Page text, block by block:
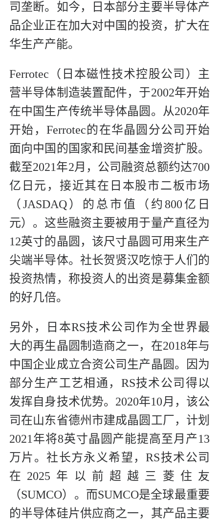
司垄断。如今，日本部分主要半导体产
品企业正在加大对中国的投资，扩大在
华生产产能。
Ferrotec（日本磁性技术控股公司）主
营半导体制造装置配件，于2002年开始
在中国生产传统半导体晶圆。从2020年
开始，Ferrotec的在华晶圆分公司开始
面向中国的国家和民间基金增资扩股。
截至2021年2月，公司融资总额约达700
亿日元，接近其在日本股市二板市场
（JASDAQ）的总市值（约800亿日
元）。这些融资主要被用于量产直径为
12英寸的晶圆，该尺寸晶圆可用来生产
尖端半导体。社长贺贤汉吃惊于人们的
投资热情，称投资人的出资是募集金额
的好几倍。
另外，日本RS技术公司作为全世界最
大的再生晶圆制造商之一，在2018年与
中国企业成立合资公司生产晶圆。因为
部分生产工艺相通，RS技术公司得以
发挥自身技术优势。2020年10月，该公
司在山东省德州市建成晶圆工厂，计划
2021年将8英寸晶圆产能提高至月产13
万片。社长方永义希望，RS技术公司
在2025年以前超越三菱住友
（SUMCO）。而SUMCO是全球最重要
的半导体硅片供应商之一，其产品主要